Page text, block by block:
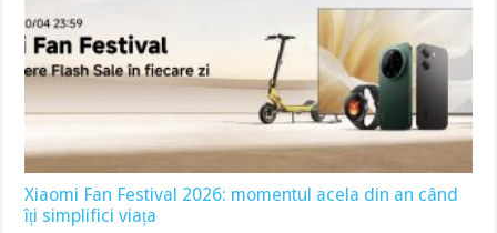
Xiaomi Fan Festival 2026: momentul acela din an când
îți simplifici viața